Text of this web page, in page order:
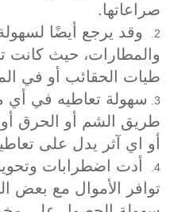
صراعاتها.
وقد يرجع أيضًا
والمطارات، حيث كانت
طيات الحقائب أو في
سهولة تعاطيه في
طريق الشم أو الحرق
أو اي آثر يدل على
أدت اضطرابات
توافر الأموال مع بعض